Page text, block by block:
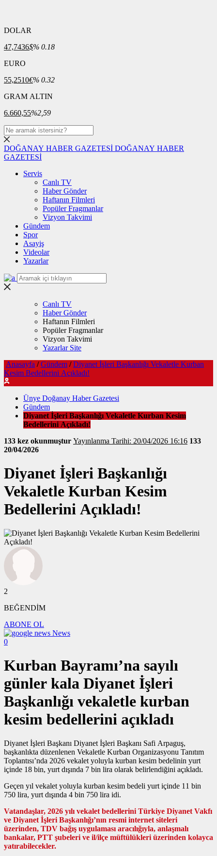
DOLAR
47,7436$% 0.18
EURO
55,2510€% 0.32
GRAM ALTIN
6.660,55%2,59
DOĞANAY HABER GAZETESİ DOĞANAY HABER
GAZETESİ
Servis
Canlı TV
Haber Gönder
Haftanın Filmleri
Popüler Fragmanlar
Vizyon Takvimi
Gündem
Spor
Asayiş
Videolar
Yazarlar
Canlı TV
Haber Gönder
Haftanın Filmleri
Popüler Fragmanlar
Vizyon Takvimi
Yazarlar Site
Anasayfa / Gündem / Diyanet İşleri Başkanlığı Vekaletle Kurban
Kesim Bedellerini Açıkladı!
Ünye Doğanay Haber Gazetesi
Gündem
Diyanet İşleri Başkanlığı Vekaletle Kurban Kesim
Bedellerini Açıkladı!
133 kez okunmuştur
Yayınlanma Tarihi: 20/04/2026 16:16 133
20/04/2026
Diyanet İşleri Başkanlığı
Vekaletle Kurban Kesim
Bedellerini Açıkladı!
2
BEĞENDİM
ABONE OL
News
0
Kurban Bayramı’na sayılı
günler kala Diyanet İşleri
Başkanlığı vekaletle kurban
kesim bedellerini açıkladı
Diyanet İşleri Başkanı Diyanet İşleri Başkanı Safi Arpaguş,
başkanlıkta düzenlenen Vekaletle Kurban Organizasyonu Tanıtım
Toplantısı’nda 2026 vekalet yoluyla kurban kesim bedelinin yurt
içinde 18 bin, yurt dışında 7 bin lira olarak belirlendiğini açıkladı.
Geçen yıl vekalet yoluyla kurban kesim bedeli yurt içinde 11 bin
750 lira, yurt dışında 4 bin 750 lira idi.
Vatandaşlar, 2026 yılı vekalet bedellerini Türkiye Diyanet Vakfı
ve Diyanet İşleri Başkanlığı’nın resmi internet siteleri
üzerinden, TDV bağış uygulaması aracılığıyla, anlaşmalı
bankalar, PTT şubeleri ve il/ilçe müftülükleri üzerinden kolayca
yatırabilecekler.